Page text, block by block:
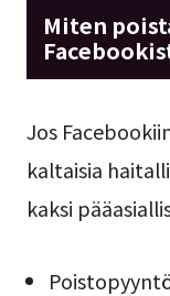
Miten
Jos
kaltaisia
kaksi